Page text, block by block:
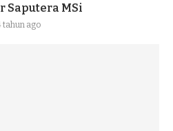
Saputera MSi
tahun ago